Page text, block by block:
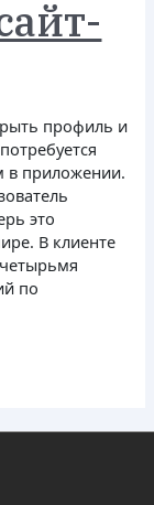
профиль и
в приложении.
это
В клиенте
по